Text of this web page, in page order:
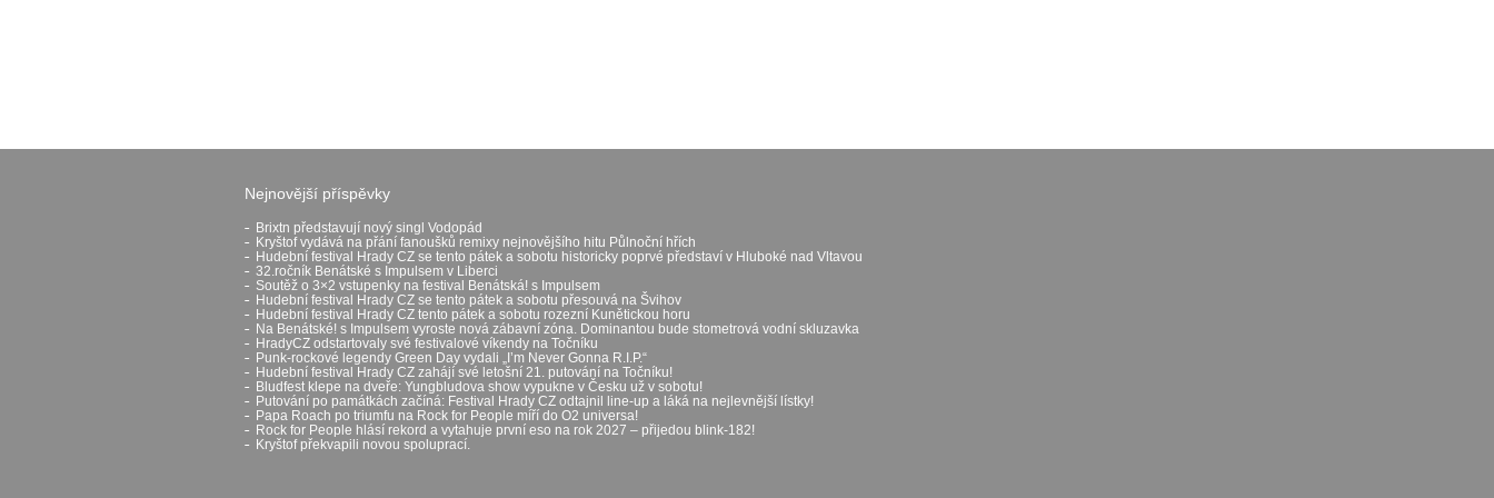
Nejnovější příspěvky
Brixtn představují nový singl Vodopád
Kryštof vydává na přání fanoušků remixy nejnovějšího hitu Půlnoční hřích
Hudební festival Hrady CZ se tento pátek a sobotu historicky poprvé představí v Hluboké nad Vltavou
32.ročník Benátské s Impulsem v Liberci
Soutěž o 3×2 vstupenky na festival Benátská! s Impulsem
Hudební festival Hrady CZ se tento pátek a sobotu přesouvá na Švihov
Hudební festival Hrady CZ tento pátek a sobotu rozezní Kunětickou horu
Na Benátské! s Impulsem vyroste nová zábavní zóna. Dominantou bude stometrová vodní skluzavka
HradyCZ odstartovaly své festivalové víkendy na Točníku
Punk-rockové legendy Green Day vydali „I’m Never Gonna R.I.P.“
Hudební festival Hrady CZ zahájí své letošní 21. putování na Točníku!
Bludfest klepe na dveře: Yungbludova show vypukne v Česku už v sobotu!
Putování po památkách začíná: Festival Hrady CZ odtajnil line-up a láká na nejlevnější lístky!
Papa Roach po triumfu na Rock for People míří do O2 universa!
Rock for People hlásí rekord a vytahuje první eso na rok 2027 – přijedou blink-182!
Kryštof překvapili novou spoluprací.